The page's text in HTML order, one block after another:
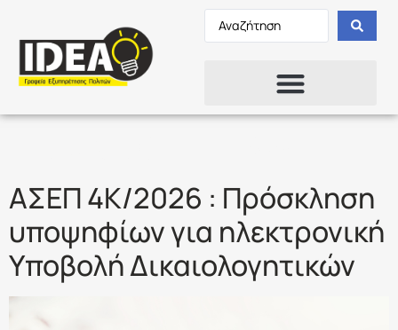
ΑΣΕΠ 4Κ/2026 : Πρόσκληση
υποψηφίων για ηλεκτρονική
Υποβολή Δικαιολογητικών